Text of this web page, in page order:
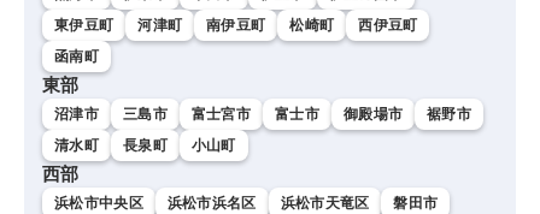
東伊豆町
河津町 南伊豆町 松崎町
西伊豆町
函南町
東部
沼津市 三島市 富士宮市 富士市 御殿場市
裾野市
清水町
長泉町 小山町
西部
浜松市中央区 浜松市浜名区 浜松市天竜区
磐田市